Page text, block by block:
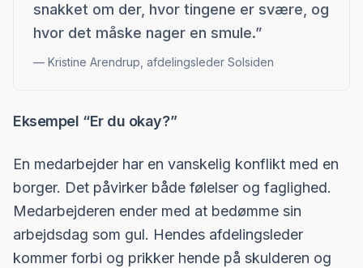
snakket om der, hvor tingene er svære, og
hvor det måske nager en smule.”
— Kristine Arendrup, afdelingsleder Solsiden
Eksempel “Er du okay?”
En medarbejder har en vanskelig konflikt med en
borger. Det påvirker både følelser og faglighed.
Medarbejderen ender med at bedømme sin
arbejdsdag som gul. Hendes afdelingsleder
kommer forbi og prikker hende på skulderen og